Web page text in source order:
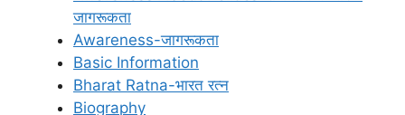
जागरूकता
Awareness-जागरूकता
Basic Information
Bharat Ratna-भारत रत्न
Biography